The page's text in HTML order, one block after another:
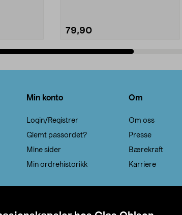
79,90
Min konto
Login/Registrer
Glemt passordet?
Mine sider
Min ordrehistorikk
Om
Om oss
Presse
Bærekraft
Karriere